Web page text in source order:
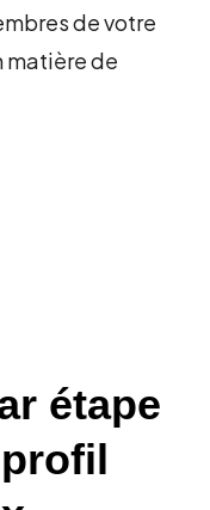
de votre
matière de
étape